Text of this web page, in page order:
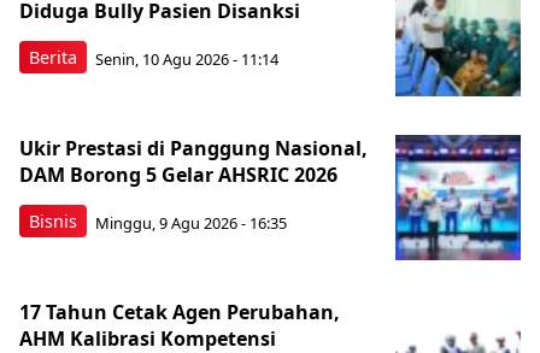
Berita
Diduga Bully Pasien Disanksi
Senin, 10 Agu 2026 - 11:14
Bisnis
Ukir Prestasi di Panggung Nasional,
DAM Borong 5 Gelar AHSRIC 2026
Minggu, 9 Agu 2026 - 16:35
17 Tahun Cetak Agen Perubahan,
AHM Kalibrasi Kompetensi